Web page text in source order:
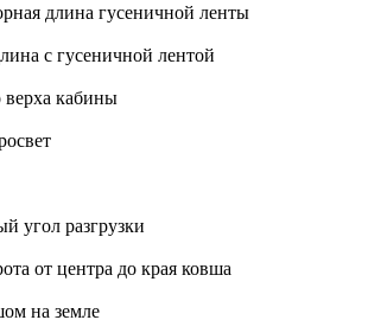
длина гусеничной ленты
с гусеничной лентой
кабины
угол разгрузки
от центра до края ковша
на земле